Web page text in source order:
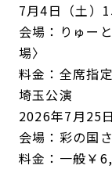
7月4日（土）
会場：りゅー
場〉
料金：全席指
埼玉公演
2026年7月25
会場：彩の国
料金：一般￥